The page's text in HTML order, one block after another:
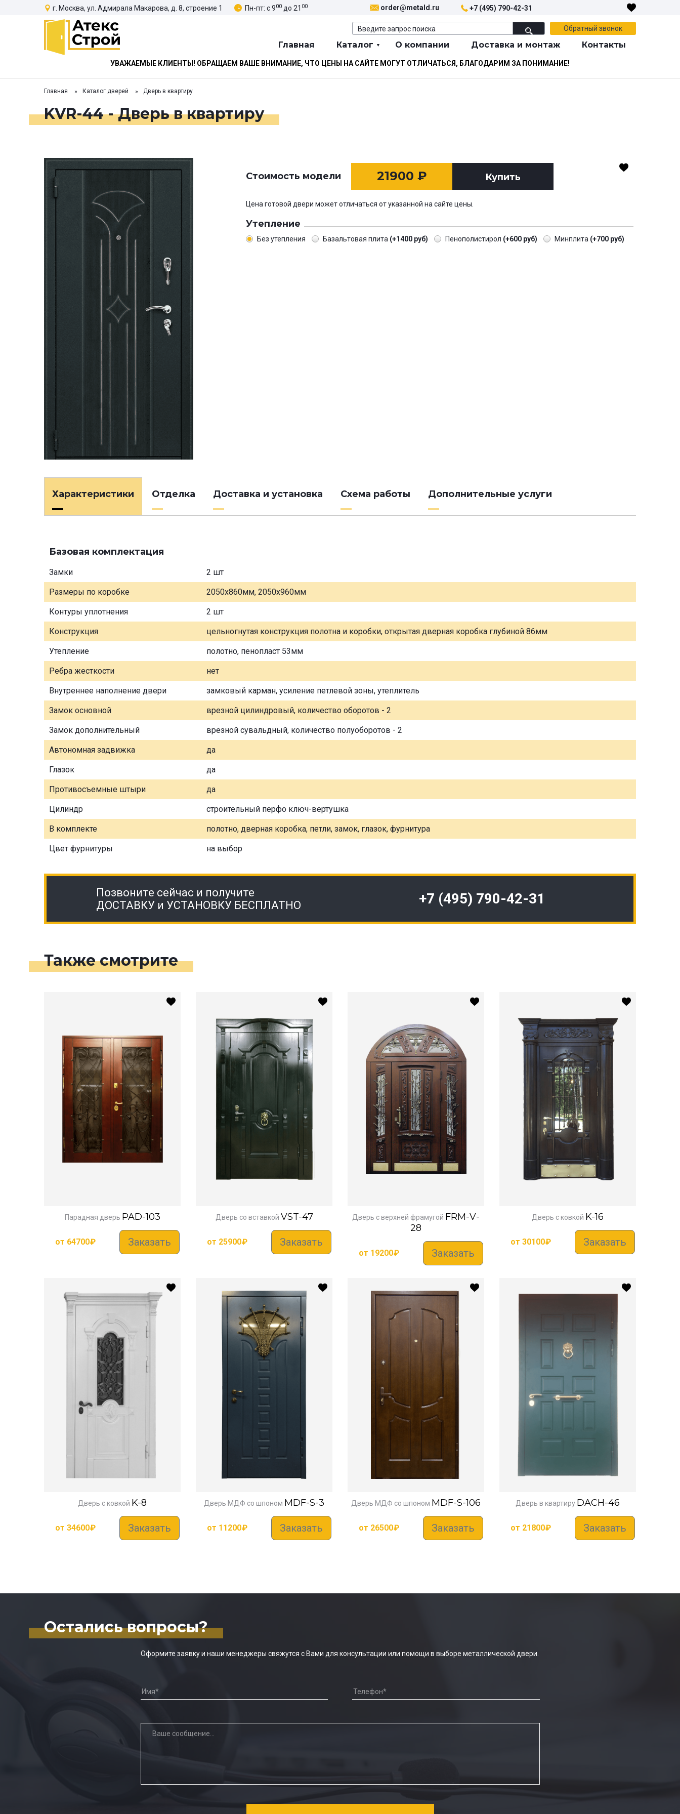
г. Москва, ул. Адмирала Макарова, д. 8, строение 1 Пн-пт: с 900 до 21 00 order@metald.ru +7 (495) 790-42-31
Обратный звонок
Главная Каталог О компании Доставка и монтаж Контакты
УВАЖАЕМЫЕ КЛИЕНТЫ! ОБРАЩАЕМ ВАШЕ ВНИМАНИЕ, ЧТО ЦЕНЫ НА САЙТЕ МОГУТ ОТЛИЧАТЬСЯ, БЛАГОДАРИМ ЗА ПОНИМАНИЕ!
Главная Каталог дверей Дверь в квартиру
KVR-44 - Дверь в квартиру
Стоимость модели 21900 ₽ Купить
Цена готовой двери может отличаться от указанной на сайте цены.
Утепление
Без утепления Базальтовая плита (+1400 руб) Пенополистирол (+600 руб) Минплита (+700 руб)
Характеристики Отделка Доставка и установка Схема работы Дополнительные услуги
Базовая комплектация
Замки 2 шт
Размеры по коробке 2050х860мм, 2050х960мм
Контуры уплотнения 2 шт
Конструкция цельногнутая конструкция полотна и коробки, открытая дверная коробка глубиной 86мм
Утепление полотно, пенопласт 53мм
Ребра жесткости нет
Внутреннее наполнение двери замковый карман, усиление петлевой зоны, утеплитель
Замок основной врезной цилиндровый, количество оборотов - 2
Замок дополнительный врезной сувальдный, количество полуоборотов - 2
Автономная задвижка да
Глазок да
Противосъемные штыри да
Цилиндр строительный перфо ключ-вертушка
В комплекте полотно, дверная коробка, петли, замок, глазок, фурнитура
Цвет фурнитуры на выбор
Позвоните сейчас и получите
ДОСТАВКУ и УСТАНОВКУ БЕСПЛАТНО
+7 (495) 790-42-31
Также смотрите
Парадная дверь PAD-103
от 64700₽ Заказать
Дверь со вставкой VST-47
от 25900₽ Заказать
Дверь с верхней фрамугой FRM-V-
28
от 19200₽ Заказать
Дверь с ковкой K-16
от 30100₽ Заказать
Дверь с ковкой K-8
от 34600₽ Заказать
Дверь МДФ со шпоном MDF-S-3
от 11200₽ Заказать
Дверь МДФ со шпоном MDF-S-106
от 26500₽ Заказать
Дверь в квартиру DACH-46
от 21800₽ Заказать
Остались вопросы?
Оформите заявку и наши менеджеры свяжутся с Вами для консультации или помощи в выборе металлической двери.